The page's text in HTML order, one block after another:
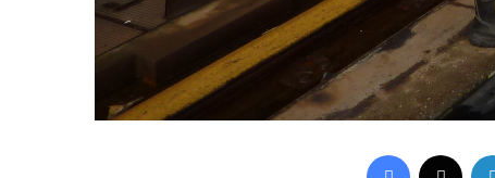
Facebook